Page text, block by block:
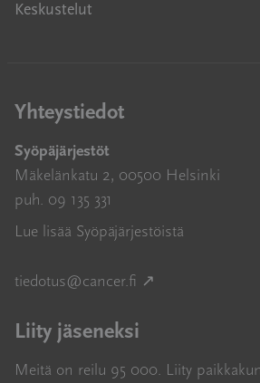
Keskustelut
Yhteystiedot
Syöpäjärjestöt
Mäkelänkatu 2, 00500 Helsinki
puh. 09 135 331
Lue lisää Syöpäjärjestöistä
tiedotus@cancer.fi ↗
Liity jäseneksi
Meitä on reilu 95 000. Liity